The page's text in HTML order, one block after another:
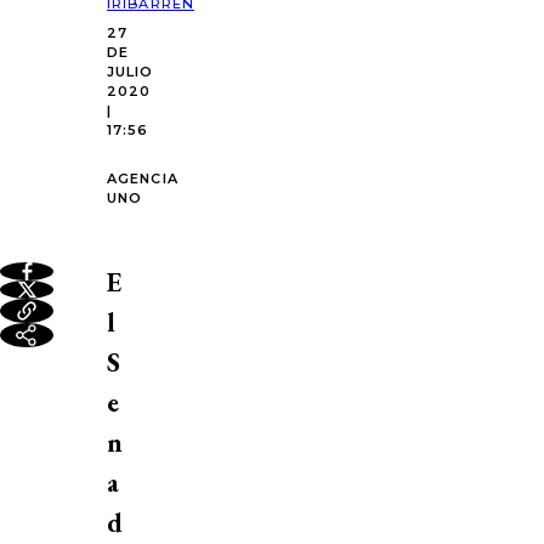
IRIBARREN
27
DE
JULIO
2020
|
17:56
AGENCIA
UNO
E
l
S
e
n
a
d